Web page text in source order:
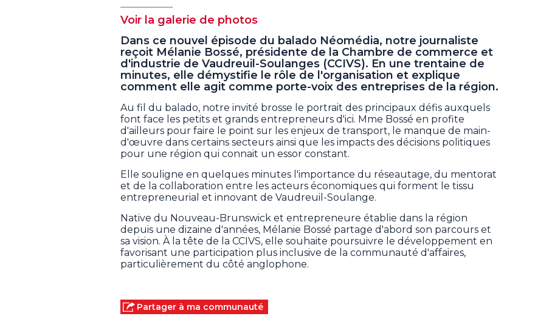
Voir la galerie de photos
Dans ce nouvel épisode du balado Néomédia, notre journaliste
reçoit Mélanie Bossé, présidente de la Chambre de commerce et
d'industrie de Vaudreuil-Soulanges (CCIVS). En une trentaine de
minutes, elle démystifie le rôle de l'organisation et explique
comment elle agit comme porte-voix des entreprises de la région.
Au fil du balado, notre invité brosse le portrait des principaux défis auxquels
font face les petits et grands entrepreneurs d'ici. Mme Bossé en profite
d'ailleurs pour faire le point sur les enjeux de transport, le manque de main-
d'œuvre dans certains secteurs ainsi que les impacts des décisions politiques
pour une région qui connait un essor constant.
Elle souligne en quelques minutes l'importance du réseautage, du mentorat
et de la collaboration entre les acteurs économiques qui forment le tissu
entrepreneurial et innovant de Vaudreuil-Soulange.
Native du Nouveau-Brunswick et entrepreneure établie dans la région
depuis une dizaine d'années, Mélanie Bossé partage d'abord son parcours et
sa vision. À la tête de la CCIVS, elle souhaite poursuivre le développement en
favorisant une participation plus inclusive de la communauté d'affaires,
particulièrement du côté anglophone.
Partager à ma communauté